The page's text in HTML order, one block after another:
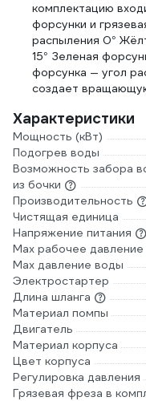
комплектацию
форсунки и
распыления 0°
15° Зеленая
форсунка — угол
создает
Характеристики
Мощность (кВт)
Подогрев воды
Возможность забора
из бочки
Производительность
Чистящая единица
Напряжение питания
Мах рабочее давление
Max давление воды
Электростартер
Длина шланга
Материал помпы
Двигатель
Материал корпуса
Цвет корпуса
Регулировка давления
Грязевая фреза в